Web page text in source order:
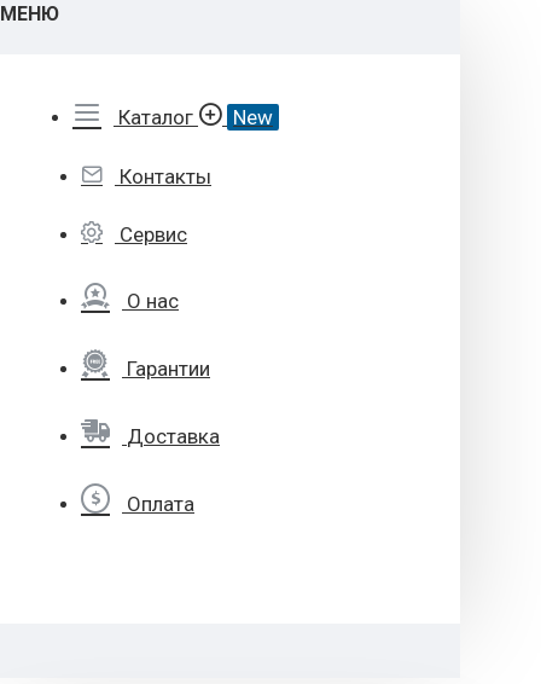
МЕНЮ
Каталог New
Контакты
Сервис
О нас
Гарантии
Доставка
Оплата